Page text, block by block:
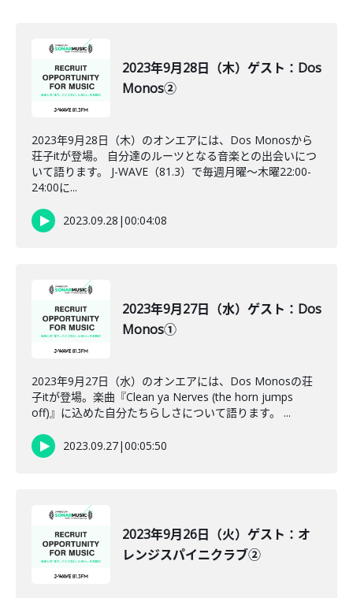
2023年9月28日（木）ゲスト：Dos
Monos②
2023年9月28日（木）のオンエアには、Dos Monosから
荘子itが登場。 自分達のルーツとなる音楽との出会いにつ
いて語ります。 J-WAVE（81.3）で毎週月曜～木曜22:00-
24:00に...
2023.09.28 |00:04:08
2023年9月27日（水）ゲスト：Dos
Monos①
2023年9月27日（水）のオンエアには、Dos Monosの荘
子itが登場。楽曲『Clean ya Nerves (the horn jumps
off)』に込めた自分たちらしさについて語ります。 ...
2023.09.27|00:05:50
2023年9月26日（火）ゲスト：オ
レンジスパイニクラブ②